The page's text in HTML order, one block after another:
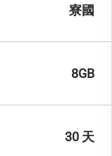
寮國
8GB
30 天